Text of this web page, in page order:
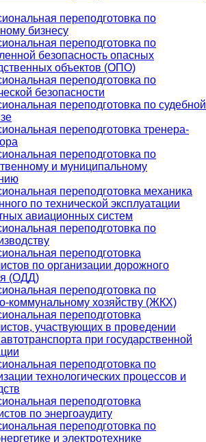
переподготовка по
бизнесу
переподготовка по
безопасность опасных
объектов (ОПО)
переподготовка по
безопасности
переподготовка по судебной
переподготовка тренера-
переподготовка по
и муниципальному
переподготовка механика
по технической эксплуатации
авиационных систем
переподготовка по
переподготовка
по организации дорожного
(ОДД)
переподготовка по
коммунальному хозяйству (ЖКХ)
переподготовка
участвующих в проведении
при государственной
переподготовка по
технологических процессов и
переподготовка
по энергоаудиту
переподготовка по
и электротехнике